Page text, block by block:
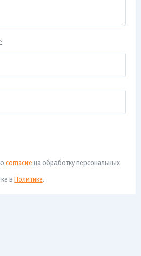
согласие на обработку персональных
в Политике.